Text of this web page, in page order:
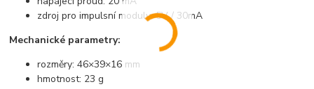
zdroj pro impulsní moduly: 5V / 30mA
Mechanické parametry:
rozměry: 46×39×16 mm
hmotnost: 23 g